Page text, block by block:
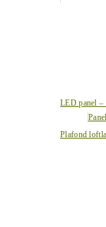
LED panel –
Plafond